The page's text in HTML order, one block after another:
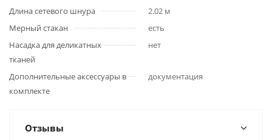
Длина сетевого шнура
2.02 м
Мерный стакан
есть
Насадка для деликатных
тканей
нет
Дополнительные аксессуары в
комплекте
документация
Отзывы